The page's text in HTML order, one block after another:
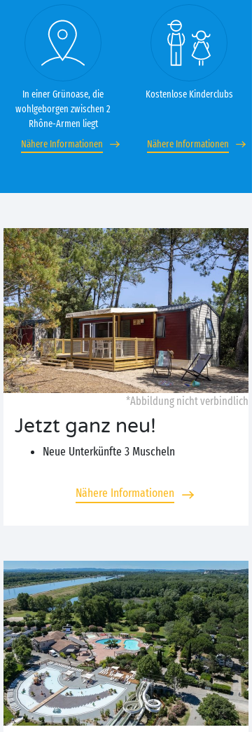
In einer Grünoase, die
wohlgeborgen zwischen 2
Rhône-Armen liegt
Nähere Informationen
Kostenlose Kinderclubs
Nähere Informationen
*Abbildung nicht verbindlich
Jetzt ganz neu!
Neue Unterkünfte 3 Muscheln
Nähere Informationen